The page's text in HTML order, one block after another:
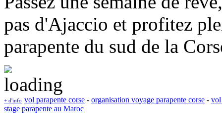
pas d'Ajaccio et profitez
parapente du sud de la
+ d'info vol parapente corse - organisation voyage parapente corse - vol
stage parapente au Maroc